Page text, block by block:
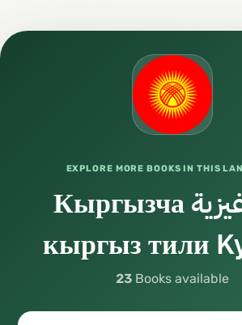
EXPLORE MORE BOOKS IN THIS
Кыргызча القيرغيزية
кыргыз тили
23 Books available